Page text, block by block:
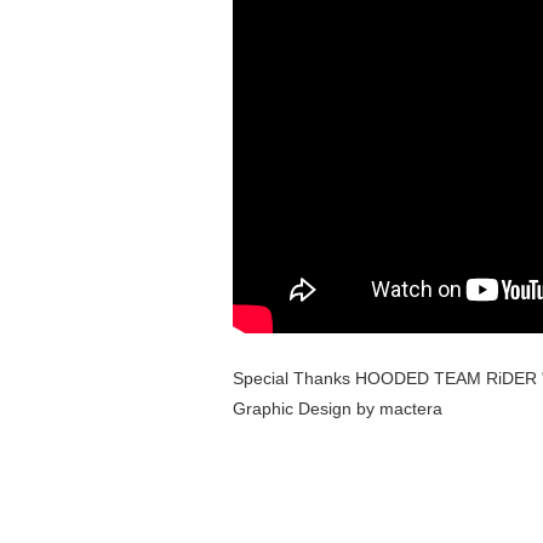
Special Thanks HOODED TEAM RiDER
Graphic Design by mactera